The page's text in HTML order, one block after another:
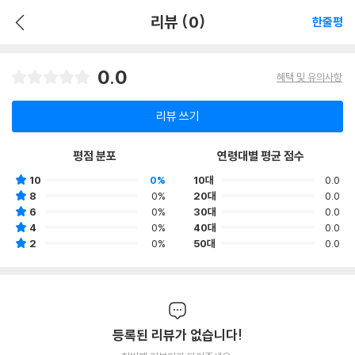
리뷰 (0) 한줄평
0.0 혜택 및 유의사항
리뷰 쓰기
평점 분포
10
0%
8
0%
6
0%
4
0%
2
0%
연령대별 평균 점수
10대
0.0
20대
0.0
30대
0.0
40대
0.0
50대
0.0
등록된 리뷰가 없습니다!